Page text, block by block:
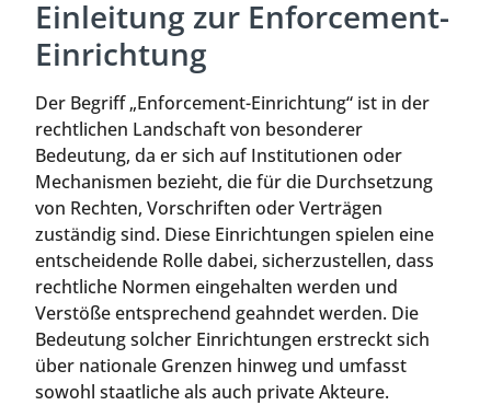
Einleitung zur Enforcement-
Einrichtung
Der Begriff „Enforcement-Einrichtung“ ist in der
rechtlichen Landschaft von besonderer
Bedeutung, da er sich auf Institutionen oder
Mechanismen bezieht, die für die Durchsetzung
von Rechten, Vorschriften oder Verträgen
zuständig sind. Diese Einrichtungen spielen eine
entscheidende Rolle dabei, sicherzustellen, dass
rechtliche Normen eingehalten werden und
Verstöße entsprechend geahndet werden. Die
Bedeutung solcher Einrichtungen erstreckt sich
über nationale Grenzen hinweg und umfasst
sowohl staatliche als auch private Akteure.